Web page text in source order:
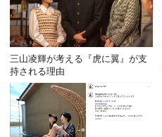
三山凌輝が考える『虎に翼』が支
持される理由